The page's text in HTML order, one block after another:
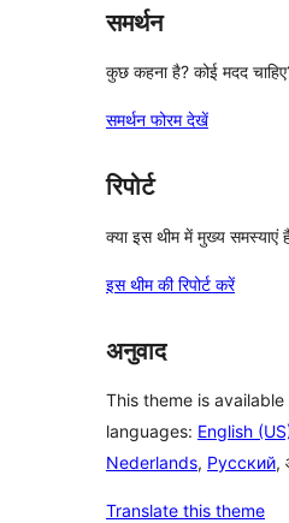
समर्थन
कुछ कहना है? कोई मदद
समर्थन फोरम देखें
रिपोर्ट
क्या इस थीम में मुख्य समस्याएं
इस थीम की रिपोर्ट करें
अनुवाद
This theme is
languages: English
Nederlands, Русский,
Translate this theme